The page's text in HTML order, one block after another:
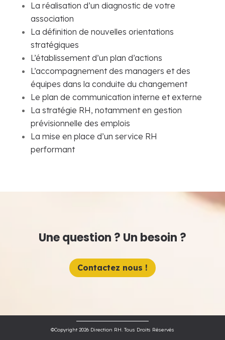
La réalisation d’un diagnostic de votre
association
La définition de nouvelles orientations
stratégiques
L’établissement d’un plan d’actions
L’accompagnement des managers et des
équipes dans la conduite du changement
Le plan de communication interne et externe
La stratégie RH, notamment en gestion
prévisionnelle des emplois
La mise en place d’un service RH
performant
Une question ? Un besoin ?
Contactez nous !
©Copyright 2026 Direction RH. Tous Droits Réservés